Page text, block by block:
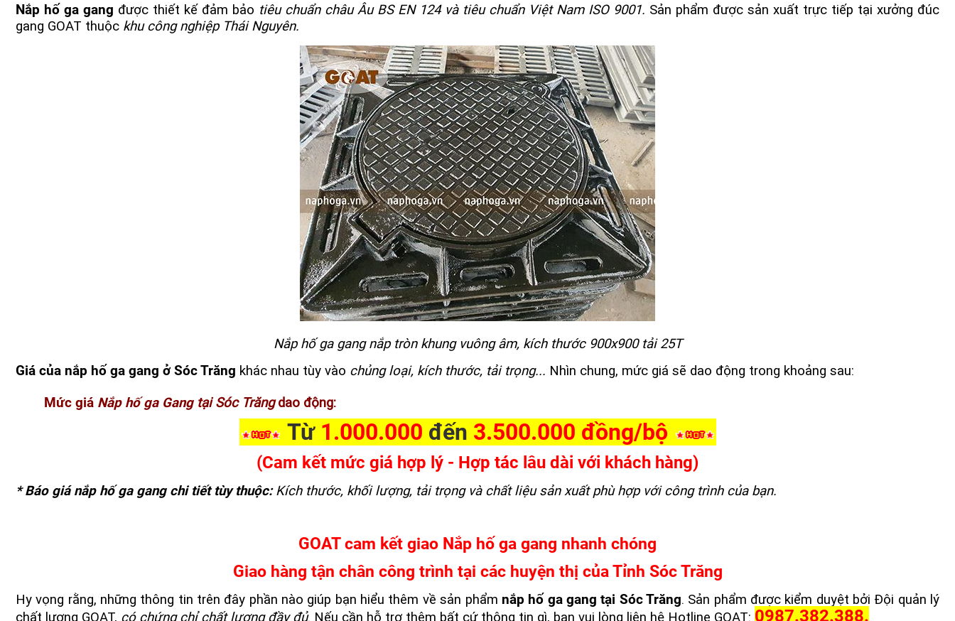
Nắp hố ga gang được thiết kế đảm bảo tiêu chuẩn châu Âu BS EN 124 và tiêu chuẩn Việt Nam ISO 9001. Sản phẩm được sản xuất trực tiếp tại xưởng đúc
gang GOAT thuộc khu công nghiệp Thái Nguyên.
Nắp hố ga gang nắp tròn khung vuông âm, kích thước 900x900 tải 25T
Giá của nắp hố ga gang ở Sóc Trăng khác nhau tùy vào chủng loại, kích thước, tải trọng... Nhìn chung, mức giá sẽ dao động trong khoảng sau:
Mức giá Nắp hố ga Gangtại Sóc Trăngdao động:
Từ 1.000.000 đến 3.500.000 đồng/bộ
(Cam kết mức giá hợp lý - Hợp tác lâu dài với khách hàng)
* Báo giá nắp hố ga gang chi tiết tùy thuộc:Kích thước, khối lượng, tải trọng và chất liệu sản xuất phù hợp với công trình của bạn.
GOAT cam kết giao Nắp hố ga gang nhanh chóng
Giao hàng tận chân công trình tại các huyện thị của Tỉnh Sóc Trăng
Hy vọng rằng, những thông tin trên đây phần nào giúp bạn hiểu thêm về sản phẩm nắp hố ga gang tại Sóc Trăng. Sản phẩm được kiểm duyệt bởi Đội quản lý
chất lượng GOAT, có chứng chỉ chất lượng đầy đủ. Nếu cần hỗ trợ thêm bất cứ thông tin gì, bạn vui lòng liên hệ Hotline GOAT: 0987.382.388.